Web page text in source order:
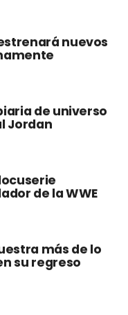
estrenará nuevos
de universo
Jordan
de la WWE
más de lo
su regreso